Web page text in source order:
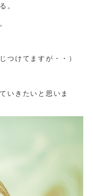
。
つけてますが・・）
いきたいと思いま